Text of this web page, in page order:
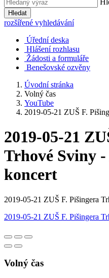
Hledat
rozšířené vyhledávání
Úřední deska
Hlášení rozhlasu
Žádosti a formuláře
Benešovské ozvěny
Úvodní stránka
Volný čas
YouTube
2019-05-21 ZUŠ F.
2019-05-21
Trhové Sviny
koncert
2019-05-21 ZUŠ F. Pišingera
2019-05-21 ZUŠ F. Pišingera
Volný čas